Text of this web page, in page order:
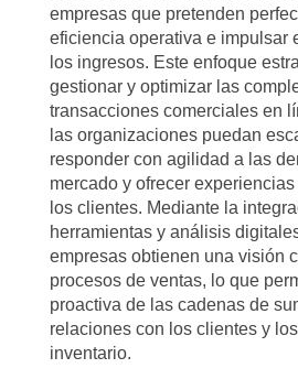
empresas que pretenden
eficiencia operativa e impulsar
los ingresos. Este enfoque
gestionar y optimizar las
transacciones comerciales en
las organizaciones puedan
responder con agilidad a las
mercado y ofrecer
los clientes. Mediante la
herramientas y análisis
empresas obtienen una visión
procesos de ventas, lo que
proactiva de las cadenas de
relaciones con los clientes y
inventario.